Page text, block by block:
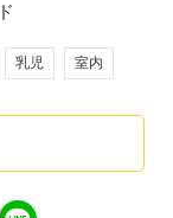
乳児 室内